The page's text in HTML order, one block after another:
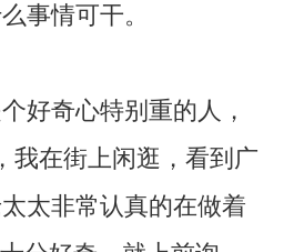
事情可干。
奇心特别重的人，
我在街上闲逛，看到广
太非常认真的在做着